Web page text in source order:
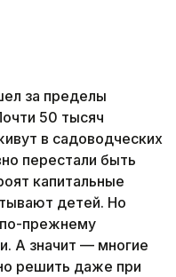
за пределы
50 тысяч
в садоводческих
перестали быть
капитальные
детей. Но
прежнему
А значит — многие
решить даже при